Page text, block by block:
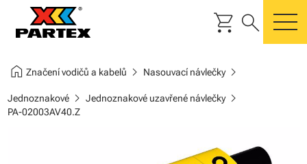
shopping_cart search
home Značení vodičů a kabelů chevron_right Nasouvací návlečkychevron_right
Jednoznakovéchevron_right Jednoznakové uzavřené návlečkychevron_right
PA-02003AV40.Z